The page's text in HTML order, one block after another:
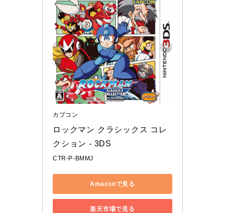
カプコン
ロックマン クラシックス コレ
クション - 3DS
CTR-P-BMMJ
Amazonで見る
楽天市場で見る